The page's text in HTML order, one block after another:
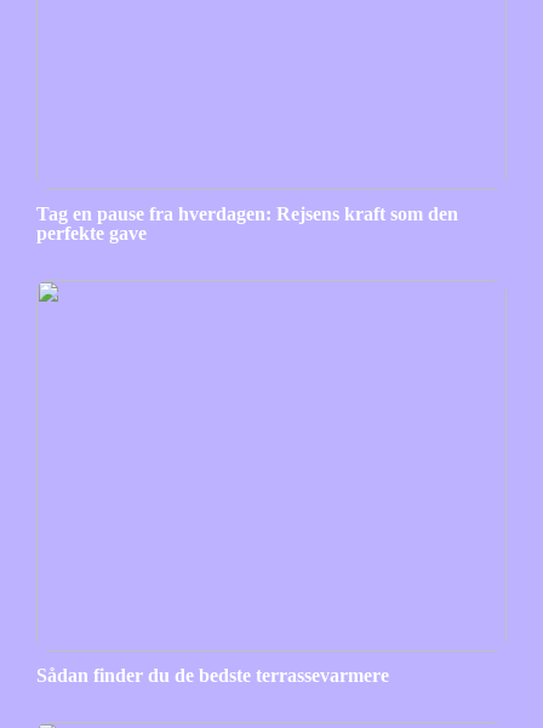
Tag en pause fra hverdagen: Rejsens kraft som den
perfekte gave
Sådan finder du de bedste terrassevarmere